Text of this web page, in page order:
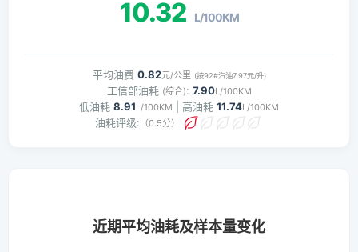
10.32 L/100KM
平均油费 0.82元/公里 (按92#汽油7.97元/升)
工信部油耗 (综合): 7.90L/100KM
低油耗 8.91L/100KM | 高油耗 11.74L/100KM
油耗评级: （0.5分）